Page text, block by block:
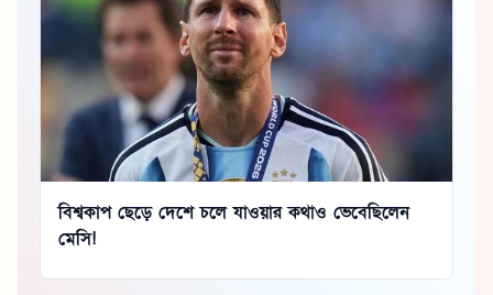
বিশ্বকাপ ছেড়ে দেশে চলে যাওয়ার কথাও ভেবেছিলেন
মেসি!